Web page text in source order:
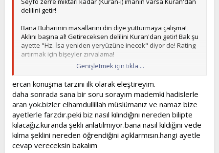
delilini getir!
Bana Buharinin masallarını din diye yutturmaya çalışma!
Aklını başına al! Getireceksen delilini Kuran'dan getir! Bak şu
ayette "Hz. İsa yeniden yeryüzüne inecek" diyor de! Rating
artırmak için bişeyler zırvalama!
Genişletmek için tıkla ...
ercan konuşma tarzını ilk olarak eleştireyim.
daha sonrada sana bir soru sorayım mademki hadislerle
aran yok.bizler elhamdullillah müslümanız ve namaz bize
ayetlerle farzdır.peki biz nasıl kılındığını nereden bilipte
kılacağız.kuranda şekli anlatılmıyor.bana nasıl kıldığını vede
kılma şeklini nereden öğrendiğini açıklarmısın.hangi ayetle
cevap vereceksin bakalım